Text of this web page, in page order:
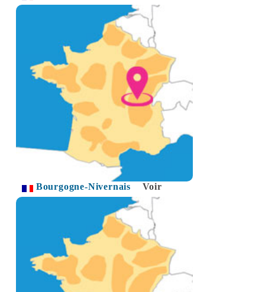
Bourgogne-Nivernais Voir